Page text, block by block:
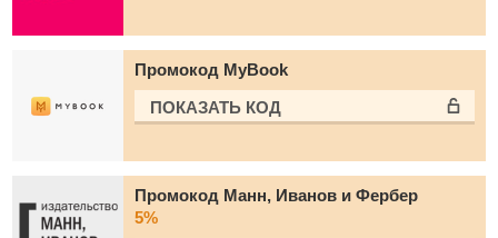
Промокод MyBook
ПОКАЗАТЬ КОД
Промокод Манн, Иванов и Фербер
5%